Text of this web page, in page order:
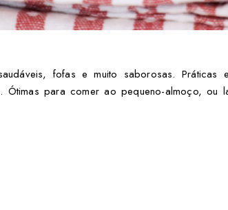
fofas e muito saborosas.
Ótimas para comer ao pequeno-almoço, ou